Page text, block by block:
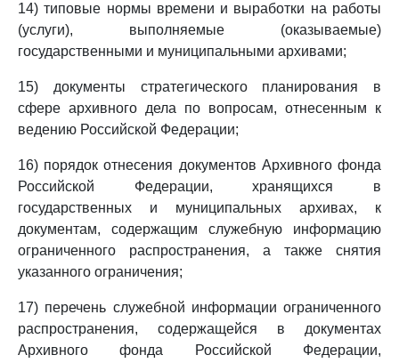
14) типовые нормы времени и выработки на работы
(услуги), выполняемые (оказываемые)
государственными и муниципальными архивами;
15) документы стратегического планирования в
сфере архивного дела по вопросам, отнесенным к
ведению Российской Федерации;
16) порядок отнесения документов Архивного фонда
Российской Федерации, хранящихся в
государственных и муниципальных архивах, к
документам, содержащим служебную информацию
ограниченного распространения, а также снятия
указанного ограничения;
17) перечень служебной информации ограниченного
распространения, содержащейся в документах
Архивного фонда Российской Федерации,